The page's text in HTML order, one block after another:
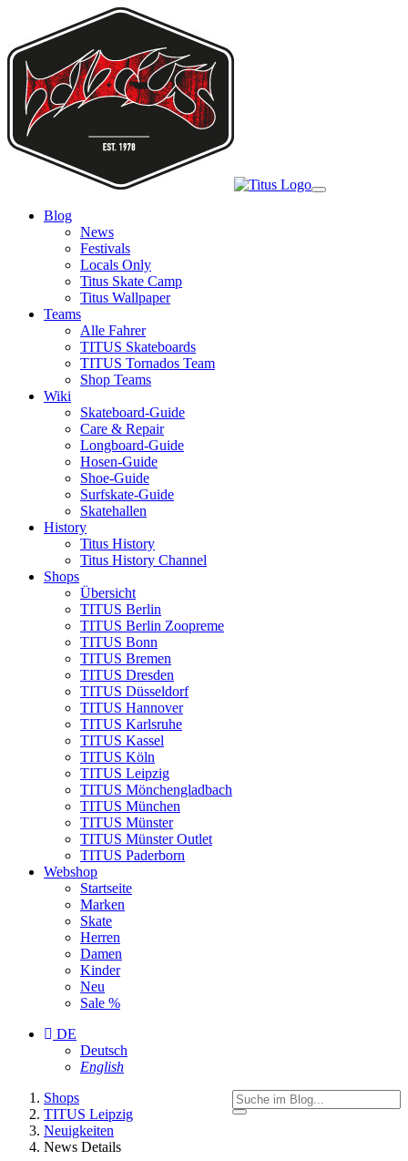
main
content
Toggle
Blog
News
Festivals
Locals Only
Titus Skate Camp
Titus Wallpaper
Teams
Alle Fahrer
TITUS Skateboards
TITUS Tornados Team
Shop Teams
Wiki
Skateboard-Guide
Care & Repair
Longboard-Guide
Hosen-Guide
Shoe-Guide
Surfskate-Guide
Skatehallen
History
Titus History
Titus History Channel
Shops
Übersicht
TITUS Berlin
TITUS Berlin Zoopreme
TITUS Bonn
TITUS Bremen
TITUS Dresden
TITUS Düsseldorf
TITUS Hannover
TITUS Karlsruhe
TITUS Kassel
TITUS Köln
TITUS Leipzig
TITUS Mönchengladbach
TITUS München
TITUS Münster
TITUS Münster Outlet
TITUS Paderborn
Webshop
Startseite
Marken
Skate
Herren
Damen
Kinder
Neu
Sale %
DE
Deutsch
English
here:
Shops
TITUS Leipzig
Neuigkeiten
News Details